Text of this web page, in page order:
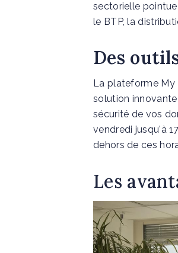
sectorielle
le BTP, la
Des
La plateforme My
solution
sécurité de vos
vendredi jusqu'à
dehors de ces
Les